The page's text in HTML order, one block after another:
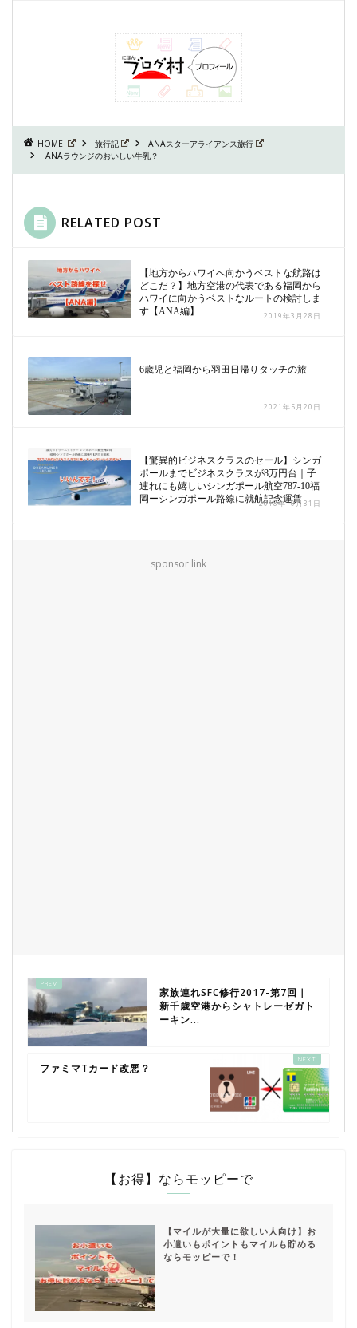
HOME 旅行記
ANAスターアライアンス旅行
ANAラウンジのおいしい牛乳？
RELATED POST
【地方からハワイへ向かうベストな航路は
どこだ？】地方空港の代表である福岡から
ハワイに向かうベストなルートの検討しま
す【ANA編】
2019年3月28日
6歳児と福岡から羽田日帰りタッチの旅
2021年5月20日
【驚異的ビジネスクラスのセール】シンガ
ポールまでビジネスクラスが8万円台｜子
連れにも嬉しいシンガポール航空787-10福
岡ーシンガポール路線に就航記念運賃
2018年10月31日
sponsor link
家族連れSFC修行2017-第7回｜
新千歳空港からシャトレーゼガト
ーキン...
ファミマTカード改悪？
【お得】ならモッピーで
【マイルが大量に欲しい人向け】お
小遣いもポイントもマイルも貯める
ならモッピーで！